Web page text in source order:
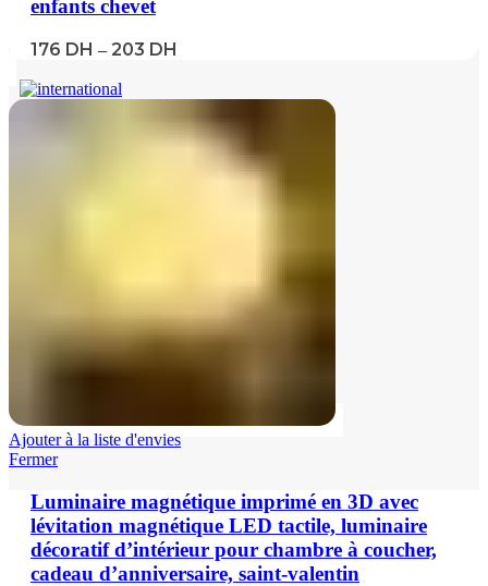
enfants chevet
176 DH – 203 DH
Ajouter à la liste d'envies
Fermer
Luminaire magnétique imprimé en 3D avec
lévitation magnétique LED tactile, luminaire
décoratif d’intérieur pour chambre à coucher,
cadeau d’anniversaire, saint-valentin